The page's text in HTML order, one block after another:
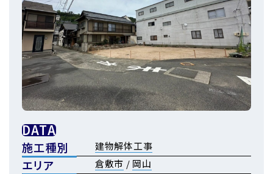
DATA
施工種別 建物解体工事
エリア 倉敷市 / 岡山